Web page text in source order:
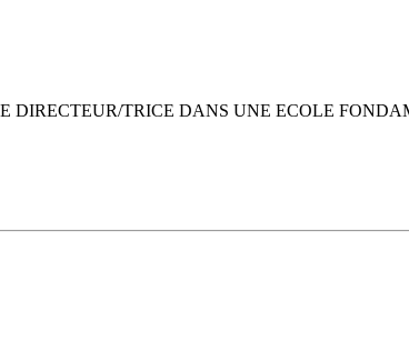
DIRECTEUR/TRICE DANS UNE ECOLE